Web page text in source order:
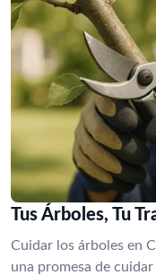
Tus Árboles, Tu
Cuidar los árboles en
una promesa de